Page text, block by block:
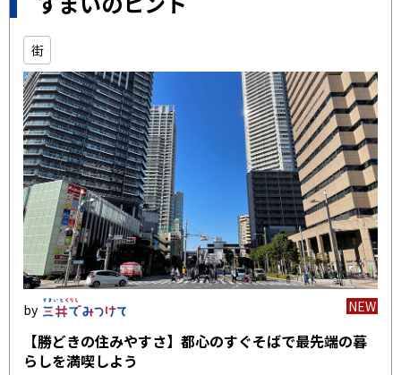
街
NEW
【勝どきの住みやすさ】都心のすぐそばで最先端の暮
らしを満喫しよう